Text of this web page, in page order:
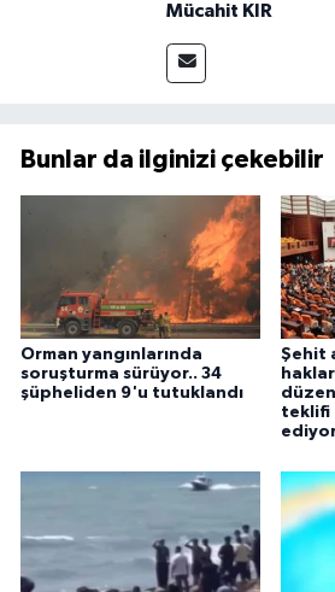
Mücahit KIR
Bunlar da ilginizi çekebilir
Orman yangınlarında
soruşturma sürüyor.. 34
şüpheliden 9'u tutuklandı
Şehit
teklifi